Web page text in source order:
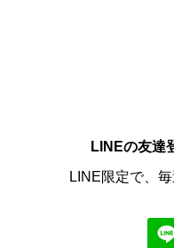
LINEの友達
LINE限定で、